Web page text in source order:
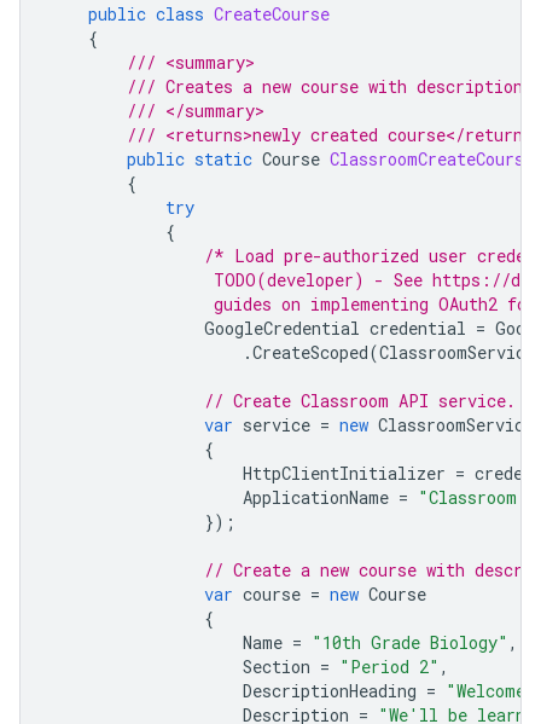
public class CreateCourse
{
/// <summary>
/// Creates a new course with description.
/// </summary>
/// <returns>newly created course</returns>
public static Course ClassroomCreateCourse
{
try
{
/* Load pre-authorized user
TODO(developer) - See https://
guides on implementing OAuth2
GoogleCredential credential =
.CreateScoped(ClassroomService
// Create Classroom API service.
var service = new ClassroomService
{
HttpClientInitializer =
ApplicationName = "Classroom
});
// Create a new course with
var course = new Course
{
Name = "10th Grade Biology" ,
Section = "Period 2" ,
DescriptionHeading =
Description = "We'll be